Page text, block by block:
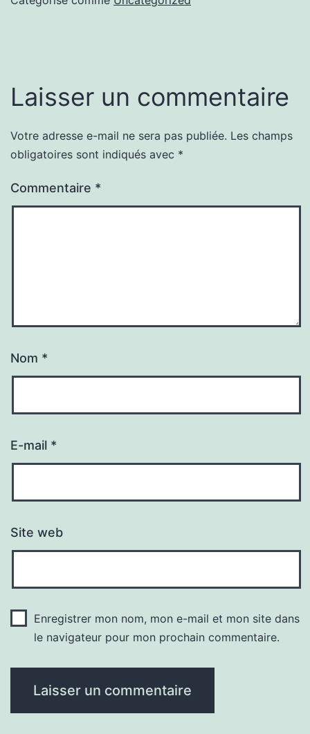
Laisser un commentaire
Votre adresse e-mail ne sera pas publiée. Les champs
obligatoires sont indiqués avec *
Commentaire *
Nom *
E-mail *
Site web
Enregistrer mon nom, mon e-mail et mon site dans
le navigateur pour mon prochain commentaire.